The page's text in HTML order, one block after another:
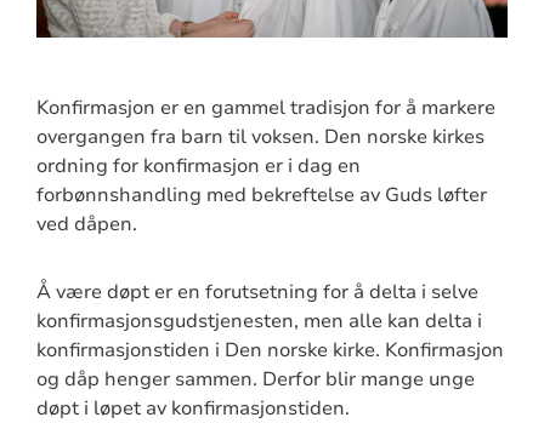
Konfirmasjon er en gammel tradisjon for å markere
overgangen fra barn til voksen. Den norske kirkes
ordning for konfirmasjon er i dag en
forbønnshandling med bekreftelse av Guds løfter
ved dåpen.
Å være døpt er en forutsetning for å delta i selve
konfirmasjonsgudstjenesten, men alle kan delta i
konfirmasjonstiden i Den norske kirke. Konfirmasjon
og dåp henger sammen. Derfor blir mange unge
døpt i løpet av konfirmasjonstiden.